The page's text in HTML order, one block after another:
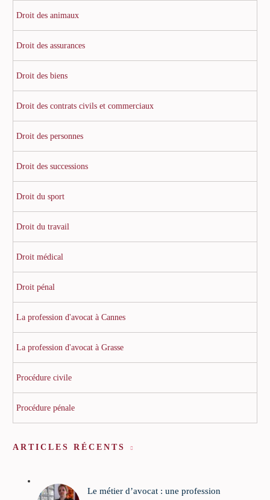
Droit des animaux
Droit des assurances
Droit des biens
Droit des contrats civils et commerciaux
Droit des personnes
Droit des successions
Droit du sport
Droit du travail
Droit médical
Droit pénal
La profession d'avocat à Cannes
La profession d'avocat à Grasse
Procédure civile
Procédure pénale
ARTICLES RÉCENTS
Le métier d’avocat : une profession